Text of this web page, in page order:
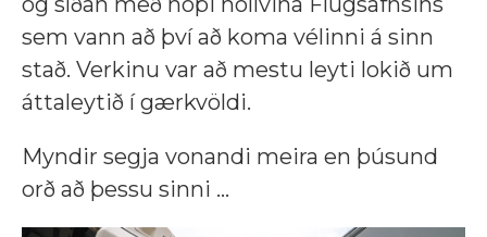
sem vann að því að koma vélinni á sinn
stað. Verkinu var að mestu leyti lokið um
áttaleytið í gærkvöldi.
Myndir segja vonandi meira en þúsund
orð að þessu sinni ...